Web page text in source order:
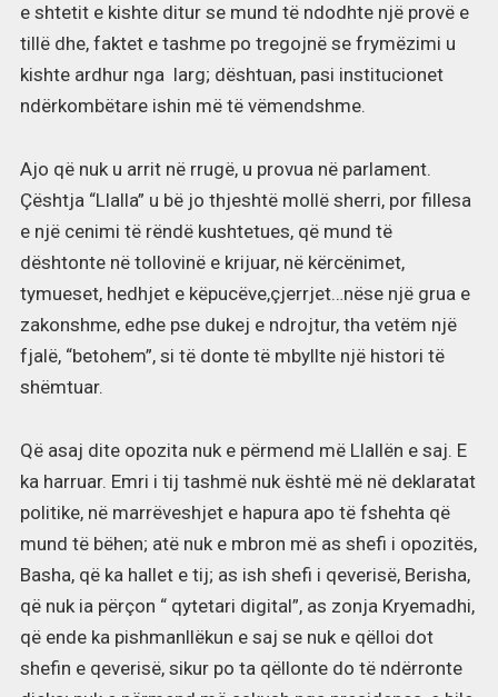
e shtetit e kishte ditur se mund të ndodhte një provë e
tillë dhe, faktet e tashme po tregojnë se frymëzimi u
kishte ardhur nga larg; dështuan, pasi institucionet
ndërkombëtare ishin më të vëmendshme.
Ajo që nuk u arrit në rrugë, u provua në parlament.
Çështja “Llalla” u bë jo thjeshtë mollë sherri, por fillesa
e një cenimi të rëndë kushtetues, që mund të
dështonte në tollovinë e krijuar, në kërcënimet,
tymueset, hedhjet e këpucëve,çjerrjet…nëse një grua e
zakonshme, edhe pse dukej e ndrojtur, tha vetëm një
fjalë, “betohem”, si të donte të mbyllte një histori të
shëmtuar.
Që asaj dite opozita nuk e përmend më Llallën e saj. E
ka harruar. Emri i tij tashmë nuk është më në deklaratat
politike, në marrëveshjet e hapura apo të fshehta që
mund të bëhen; atë nuk e mbron më as shefi i opozitës,
Basha, që ka hallet e tij; as ish shefi i qeverisë, Berisha,
që nuk ia përçon “ qytetari digital”, as zonja Kryemadhi,
që ende ka pishmanllëkun e saj se nuk e qëlloi dot
shefin e qeverisë, sikur po ta qëllonte do të ndërronte